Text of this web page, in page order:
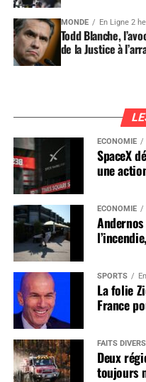
MONDE En Ligne 2
Todd Blanche,
de la Justice à
ÉCONOMIE
SpaceX
une
ÉCONOMIE
SPORTS
La folie
France
FAITS DIVERS
Deux
toujours